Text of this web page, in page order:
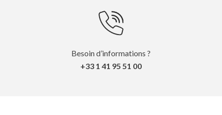
Besoin d’informations ?
+33 1 41 95 51 00